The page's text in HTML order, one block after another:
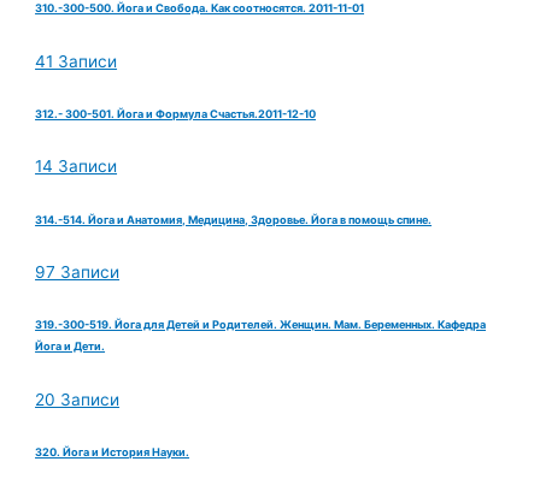
310.-300-500. Йога и Свобода. Как соотносятся. 2011-11-01
41 Записи
312.- 300-501. Йога и Формула Счастья.2011-12-10
14 Записи
314.-514. Йога и Анатомия, Медицина, Здоровье. Йога в помощь спине.
97 Записи
319.-300-519. Йога для Детей и Родителей. Женщин. Мам. Беременных. Кафедра
Йога и Дети.
20 Записи
320. Йога и История Науки.